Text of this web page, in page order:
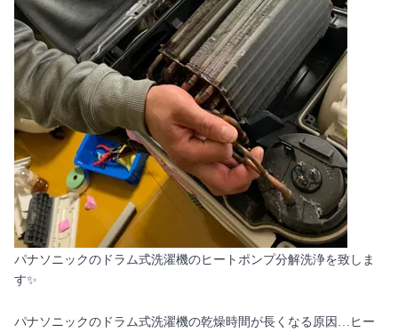
パナソニックのドラム式洗濯機のヒートポンプ分解洗浄を致しま
す✨
パナソニックのドラム式洗濯機の乾燥時間が長くなる原因…ヒー